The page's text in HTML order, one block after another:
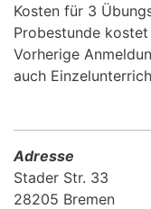
Kosten für 3
Probestunde kostet
Vorherige
auch
Adresse
Stader Str. 33
28205 Bremen